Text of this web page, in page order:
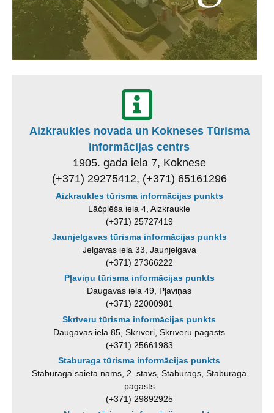
Aizkraukles novada un Kokneses Tūrisma
informācijas centrs
1905. gada iela 7, Koknese
(+371) 29275412, (+371) 65161296
Aizkraukles tūrisma informācijas punkts
Lāčplēša iela 4, Aizkraukle
(+371) 25727419
Jaunjelgavas tūrisma informācijas punkts
Jelgavas iela 33, Jaunjelgava
(+371) 27366222
Pļaviņu tūrisma informācijas punkts
Daugavas iela 49, Pļaviņas
(+371) 22000981
Skrīveru tūrisma informācijas punkts
Daugavas iela 85, Skrīveri, Skrīveru pagasts
(+371) 25661983
Staburaga tūrisma informācijas punkts
Staburaga saieta nams, 2. stāvs, Staburags, Staburaga
pagasts
(+371) 29892925